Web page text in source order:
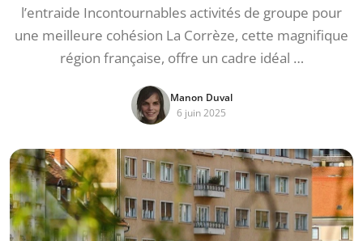
l’entraide Incontournables activités de groupe pour
une meilleure cohésion La Corrèze, cette magnifique
région française, offre un cadre idéal …
Manon Duval
6 juin 2025